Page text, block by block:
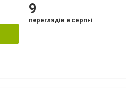
9
переглядів в серпні